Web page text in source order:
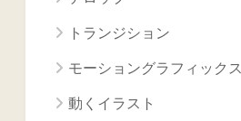
トランジション
モーショングラフィックス
動くイラスト